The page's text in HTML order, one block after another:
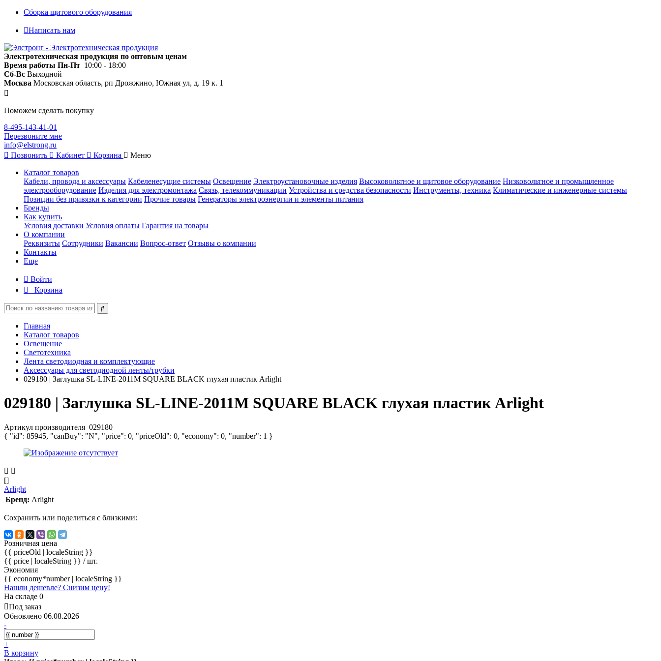
Сборка щитового оборудования
Написать нам
Электротехническая продукция по оптовым ценам
Время работы Пн-Пт 10:00 - 18:00
Сб-Вс Выходной
Москва Московская область, рп Дрожжино, Южная ул, д. 19 к. 1
Поможем сделать покупку
8-495-143-41-01
Перезвоните мне
info@elstrong.ru
Позвонить
Кабинет Корзина Меню
Каталог товаров
Кабели, провода и аксессуары Кабеленесущие системы Освещение Электроустановочные изделия Высоковольтное и щитовое оборудование Низковольтное и промышленное
электрооборудование Изделия для электромонтажа Связь, телекоммуникации Устройства и средства безопасности Инструменты, техника Климатические и инженерные системы
Позиции без привязки к категории Прочие товары Генераторы электроэнергии и элементы питания
Бренды
Как купить
Условия доставки Условия оплаты Гарантия на товары
О компании
Реквизиты Сотрудники Вакансии Вопрос-ответ Отзывы о компании
Контакты
Еще
Войти
Корзина
Главная
Каталог товаров
Освещение
Светотехника
Лента светодиодная и комплектующие
Аксессуары для светодиодной ленты/трубки
029180 | Заглушка SL-LINE-2011M SQUARE BLACK глухая пластик Arlight
029180 | Заглушка SL-LINE-2011M SQUARE BLACK глухая пластик Arlight
Артикул производителя 029180
{ "id": 85945, "canBuy": "N", "price": 0, "priceOld": 0, "economy": 0, "number": 1 }
[]
Arlight
Бренд: Arlight
Сохранить или поделиться с близкими:
Розничная цена
{{ priceOld | localeString }}
{{ price | localeString }} / шт.
Экономия
{{ economy*number | localeString }}
Нашли дешевле? Снизим цену!
На складе 0
Под заказ
Обновлено 06.08.2026
-
+
В корзину